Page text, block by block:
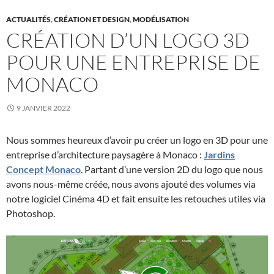
ACTUALITÉS,CRÉATION ET DESIGN,MODÉLISATION
CRÉATION D’UN LOGO 3D
POUR UNE ENTREPRISE DE
MONACO
9 JANVIER 2022
Nous sommes heureux d’avoir pu créer un logo en 3D pour une
entreprise d’architecture paysagère à Monaco : Jardins
Concept Monaco. Partant d’une version 2D du logo que nous
avons nous-même créée, nous avons ajouté des volumes via
notre logiciel Cinéma 4D et fait ensuite les retouches utiles via
Photoshop.